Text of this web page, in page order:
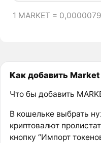
1 MARKET =
Как добавить
Что бы добавить
В кошельке выбрать
криптовалют
кнопку “Импорт